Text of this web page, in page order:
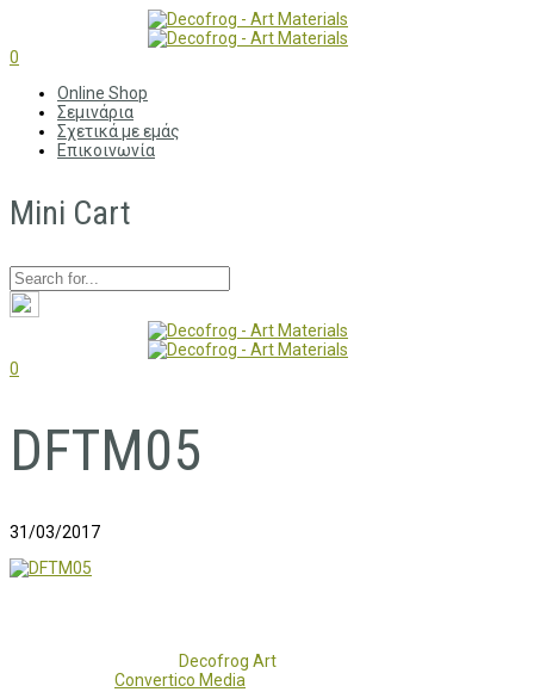
0
Online Shop
Σεμινάρια
Σχετικά με εμάς
Επικοινωνία
Mini Cart
0
DFTM05
31/03/2017
Decofrog Art
Convertico Media